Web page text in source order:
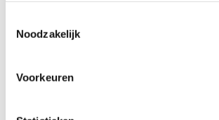
Noodzakelijk
Voorkeuren
kwalificatiemoment voor de Olympische
Angeles in 2028.
Voor minister De Ridder gaat het belang
evenement verder dan de sport alleen: